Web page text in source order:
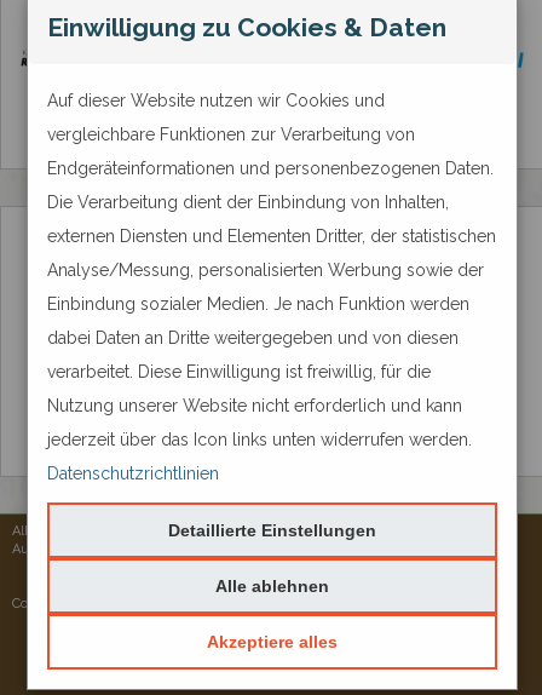
Alle Rechte vorbehalten © 2026
Aureus Services
Cookie-Einstellungen
Einwilligung zu Cookies & Daten
Auf dieser Website nutzen wir Cookies und
vergleichbare Funktionen zur Verarbeitung von
Endgeräteinformationen und personenbezogenen Daten.
Die Verarbeitung dient der Einbindung von Inhalten,
externen Diensten und Elementen Dritter, der statistischen
Analyse/Messung, personalisierten Werbung sowie der
Einbindung sozialer Medien. Je nach Funktion werden
dabei Daten an Dritte weitergegeben und von diesen
verarbeitet. Diese Einwilligung ist freiwillig, für die
Nutzung unserer Website nicht erforderlich und kann
jederzeit über das Icon links unten widerrufen werden.
Datenschutzrichtlinien
Detaillierte Einstellungen
Alle ablehnen
Akzeptiere alles